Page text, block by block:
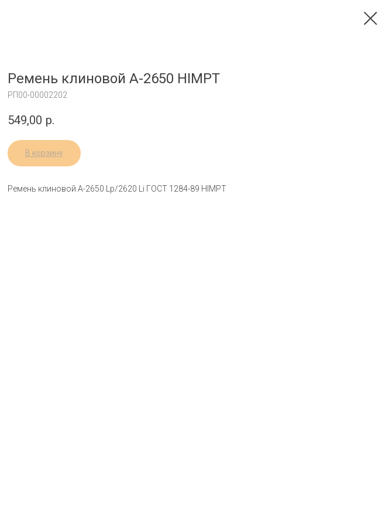
Ремень клиновой А-2650 HIMPT
РП00-00002202
549,00 р.
В корзину
Ремень клиновой А-2650 Lp/2620 Li ГОСТ 1284-89 HIMPT